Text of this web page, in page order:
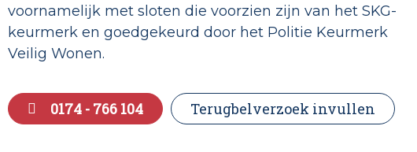
voornamelijk met sloten die voorzien zijn van het SKG-
keurmerk en goedgekeurd door het Politie Keurmerk
Veilig Wonen.
0174 - 766 104 Terugbelverzoek invullen